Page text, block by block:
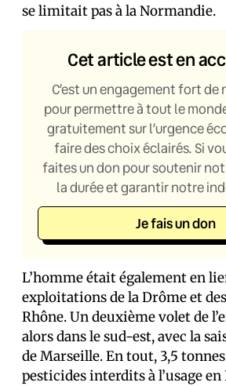
se limitait pas à la Normandie.
Cet article est en
C’est un engagement fort de
pour permettre à tout le
gratuitement sur l’urgence
faire des choix éclairés. Si
faites un don pour soutenir
la durée et garantir notre
Je fais un don
L’homme était également en
exploitations de la Drôme et
Rhône. Un deuxième volet de
alors dans le sud-est, avec la
de Marseille. En tout, 3,5
pesticides interdits à l’usage